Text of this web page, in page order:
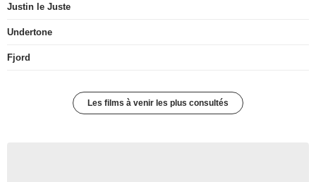
Justin le Juste
Undertone
Fjord
Les films à venir les plus consultés